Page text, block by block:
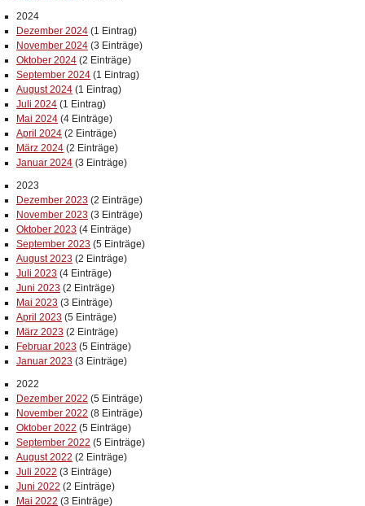
2024
Dezember 2024 (1 Eintrag)
November 2024 (3 Einträge)
Oktober 2024 (2 Einträge)
September 2024 (1 Eintrag)
August 2024 (1 Eintrag)
Juli 2024 (1 Eintrag)
Mai 2024 (4 Einträge)
April 2024 (2 Einträge)
März 2024 (2 Einträge)
Januar 2024 (3 Einträge)
2023
Dezember 2023 (2 Einträge)
November 2023 (3 Einträge)
Oktober 2023 (4 Einträge)
September 2023 (5 Einträge)
August 2023 (2 Einträge)
Juli 2023 (4 Einträge)
Juni 2023 (2 Einträge)
Mai 2023 (3 Einträge)
April 2023 (5 Einträge)
März 2023 (2 Einträge)
Februar 2023 (5 Einträge)
Januar 2023 (3 Einträge)
2022
Dezember 2022 (5 Einträge)
November 2022 (8 Einträge)
Oktober 2022 (5 Einträge)
September 2022 (5 Einträge)
August 2022 (2 Einträge)
Juli 2022 (3 Einträge)
Juni 2022 (2 Einträge)
Mai 2022 (3 Einträge)